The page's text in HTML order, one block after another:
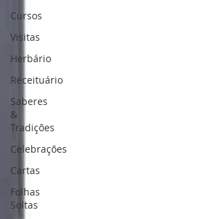
Cursos
Visitas
Herbário
Receituário
Saberes
&
Tradições
Celebrações
Cartas
Folhas
Soltas